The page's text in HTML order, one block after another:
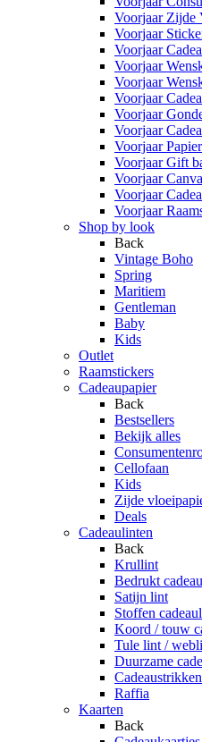
Voorjaar Zijde
Voorjaar
Voorjaar
Voorjaar
Voorjaar
Voorjaar
Voorjaar
Voorjaar
Voorjaar
Voorjaar Gift
Voorjaar
Voorjaar
Voorjaar
Shop by look
Back
Vintage Boho
Spring
Maritiem
Gentleman
Baby
Kids
Outlet
Raamstickers
Cadeaupapier
Back
Bestsellers
Bekijk alles
Cellofaan
Kids
Zijde
Deals
Cadeaulinten
Back
Krullint
Bedrukt
Satijn lint
Stoffen
Koord / touw
Tule lint /
Duurzame
Cadeaustrikken
Raffia
Kaarten
Back